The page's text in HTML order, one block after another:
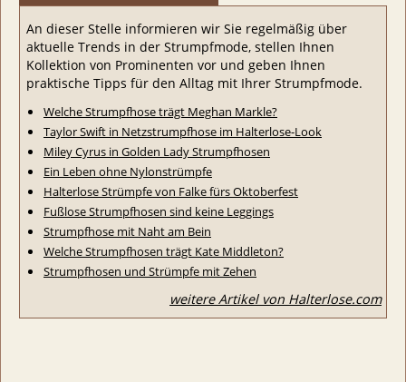
An dieser Stelle informieren wir Sie regelmäßig über
aktuelle Trends in der Strumpfmode, stellen Ihnen
Kollektion von Prominenten vor und geben Ihnen
praktische Tipps für den Alltag mit Ihrer Strumpfmode.
Welche Strumpfhose trägt Meghan Markle?
Taylor Swift in Netzstrumpfhose im Halterlose-Look
Miley Cyrus in Golden Lady Strumpfhosen
Ein Leben ohne Nylonstrümpfe
Halterlose Strümpfe von Falke fürs Oktoberfest
Fußlose Strumpfhosen sind keine Leggings
Strumpfhose mit Naht am Bein
Welche Strumpfhosen trägt Kate Middleton?
Strumpfhosen und Strümpfe mit Zehen
weitere Artikel von Halterlose.com